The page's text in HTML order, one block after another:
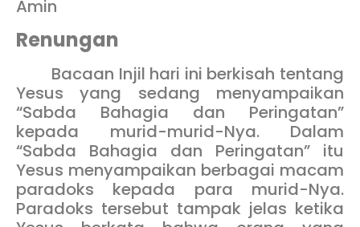
Amin
Renungan
Bacaan Injil hari ini berkisah tentang
Yesus yang sedang menyampaikan
“Sabda Bahagia dan Peringatan”
kepada murid-murid-Nya. Dalam
“Sabda Bahagia dan Peringatan” itu
Yesus menyampaikan berbagai macam
paradoks kepada para murid-Nya.
Paradoks tersebut tampak jelas ketika